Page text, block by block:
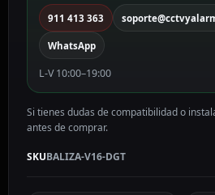
911 413 363
WhatsApp
L-V 10:00–19:00
Si tienes dudas de compatibilidad o
antes de comprar.
SKUBALIZA-V16-DGT